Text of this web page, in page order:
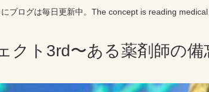
にブログは毎日更新中。The concept is reading
クト3rd〜ある薬剤師の備